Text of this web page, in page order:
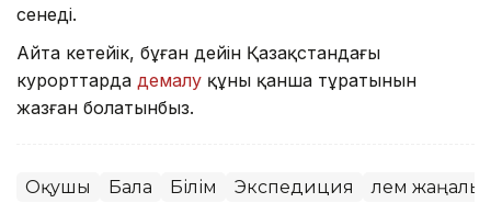
сенеді.
Айта кетейік, бұған дейін Қазақстандағы
курорттарда демалу құны қанша тұратынын
жазған болатынбыз.
Оқушы Бала Білім Экспедиция Әлем